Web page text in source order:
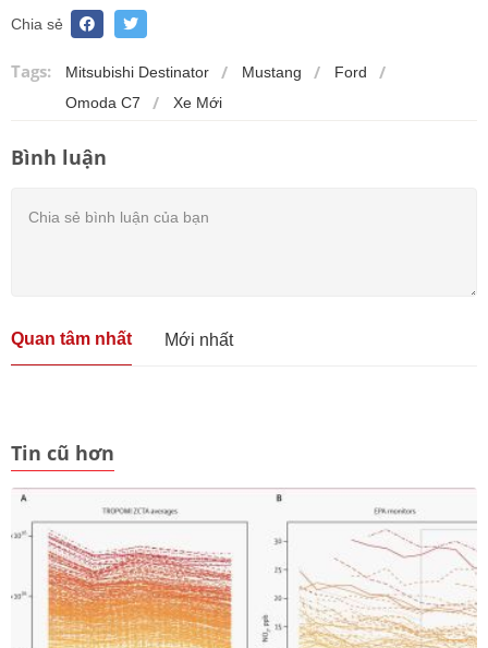
Chia sẻ
Tags: Mitsubishi Destinator Mustang
Ford
Omoda C7
Xe Mới
Bình luận
Quan tâm nhất Mới nhất
Tin cũ hơn